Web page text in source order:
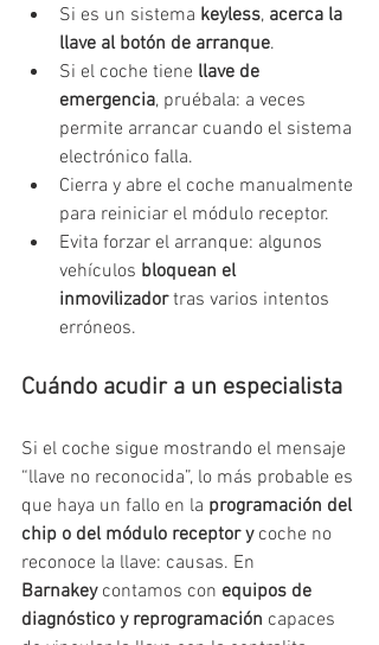
Si es un sistema keyless, acerca la
llave al botón de arranque.
Si el coche tiene llave de
emergencia, pruébala: a veces
permite arrancar cuando el sistema
electrónico falla.
Cierra y abre el coche manualmente
para reiniciar el módulo receptor.
Evita forzar el arranque: algunos
vehículos bloquean el
inmovilizador tras varios intentos
erróneos.
Cuándo acudir a un especialista
Si el coche sigue mostrando el mensaje
“llave no reconocida”, lo más probable es
que haya un fallo en la programación del
chip o del módulo receptor y coche no
reconoce la llave: causas. En
Barnakey contamos con equipos de
diagnóstico y reprogramación capaces